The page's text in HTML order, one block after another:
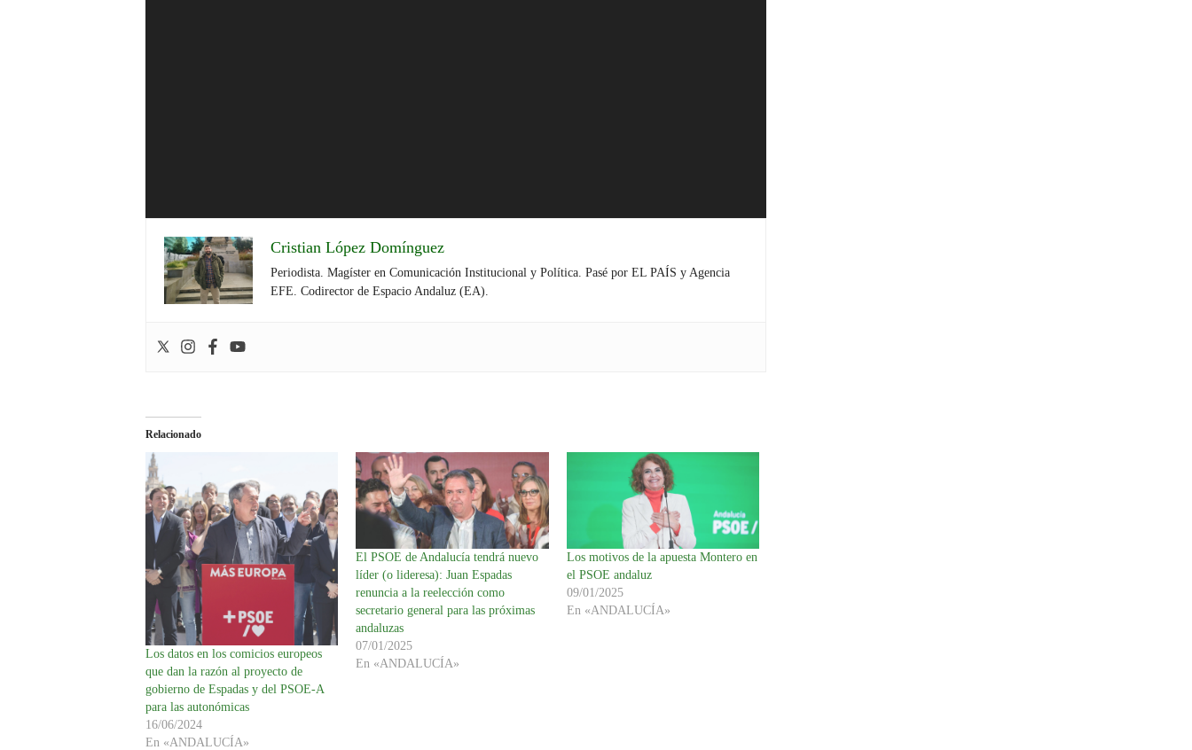
Cristian López Domínguez
Periodista. Magíster en Comunicación Institucional y Política. Pasé por EL PAÍS y Agencia
EFE. Codirector de Espacio Andaluz (EA).
Relacionado
Los datos en los comicios europeos
que dan la razón al proyecto de
gobierno de Espadas y del PSOE-A
para las autonómicas
16/06/2024
En «ANDALUCÍA»
El PSOE de Andalucía tendrá nuevo
líder (o lideresa): Juan Espadas
renuncia a la reelección como
secretario general para las próximas
andaluzas
07/01/2025
En «ANDALUCÍA»
Los motivos de la apuesta Montero en
el PSOE andaluz
09/01/2025
En «ANDALUCÍA»